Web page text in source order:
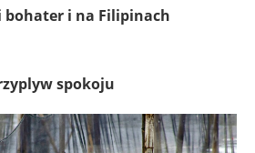
bohater i na Filipinach
spokoju